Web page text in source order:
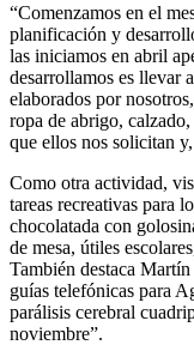
“Comenzamos en el
planificación y
las iniciamos en abril
desarrollamos es llevar
elaborados por
ropa de abrigo,
que ellos nos solicitan
Como otra actividad,
tareas recreativas para
chocolatada con
de mesa, útiles
También destaca
guías telefónicas para
parálisis cerebral
noviembre”.